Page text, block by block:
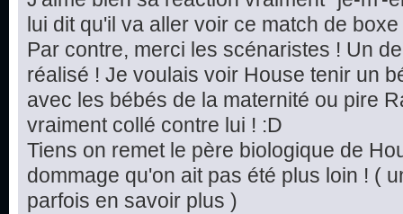
lui dit qu'il va aller voir ce match de boxe
Par contre, merci les scénaristes ! Un
réalisé ! Je voulais voir House tenir un
avec les bébés de la maternité ou pire
vraiment collé contre lui ! :D
Tiens on remet le père biologique de
dommage qu'on ait pas été plus loin ! (
parfois en savoir plus )